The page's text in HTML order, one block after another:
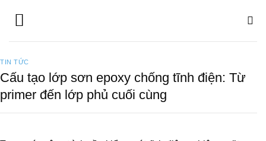
TIN TỨC
Cấu tạo lớp sơn epoxy chống tĩnh điện: Từ
primer đến lớp phủ cuối cùng